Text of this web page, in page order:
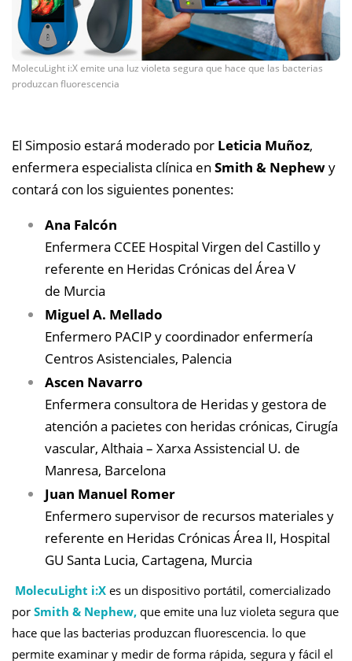
MolecuLight i:X emite una luz violeta segura que hace que las bacterias
produzcan fluorescencia
El Simposio estará moderado por Leticia Muñoz,
enfermera especialista clínica en Smith & Nephewy
contará con los siguientes ponentes:
Ana Falcón
Enfermera CCEE Hospital Virgen del Castillo y
referente en Heridas Crónicas del Área V
de Murcia
Miguel A. Mellado
Enfermero PACIP y coordinador enfermería
Centros Asistenciales, Palencia
Ascen Navarro
Enfermera consultora de Heridas y gestora de
atención a pacietes con heridas crónicas, Cirugía
vascular, Althaia – Xarxa Assistencial U. de
Manresa, Barcelona
Juan Manuel Romer
Enfermero supervisor de recursos materiales y
referente en Heridas Crónicas Área II, Hospital
GU Santa Lucia, Cartagena, Murcia
MolecuLight i:X es un dispositivo portátil, comercializado
por Smith & Nephew, que emite una luz violeta segura que
hace que las bacterias produzcan fluorescencia. lo que
permite examinar y medir de forma rápida, segura y fácil el